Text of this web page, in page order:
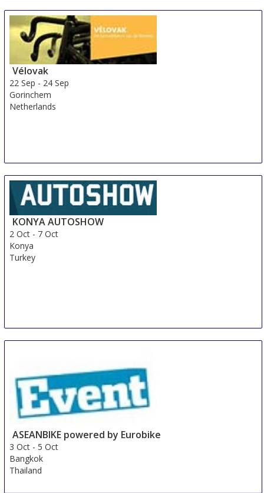
Vélovak
22 Sep - 24 Sep
Gorinchem
Netherlands
KONYA AUTOSHOW
2 Oct - 7 Oct
Konya
Turkey
ASEANBIKE powered by Eurobike
3 Oct -5 Oct
Bangkok
Thailand